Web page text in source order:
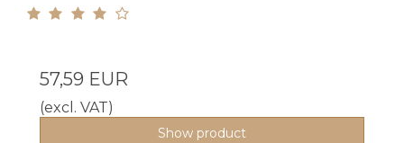
57,59 EUR
(excl. VAT)
Show product